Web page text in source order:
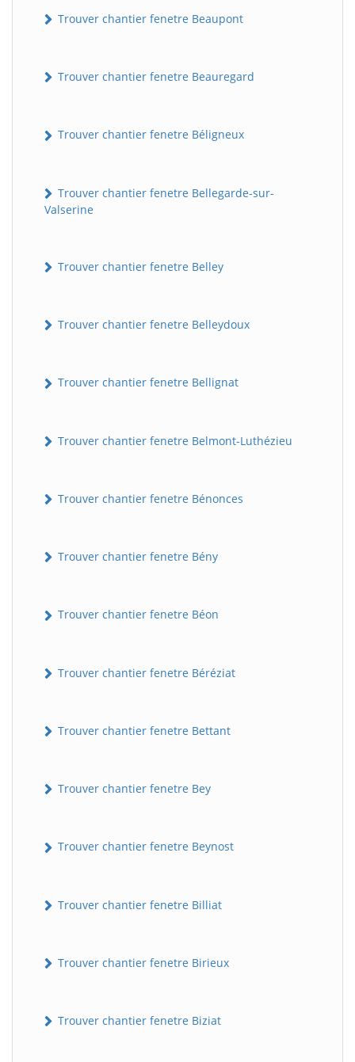
Trouver chantier fenetre Beaupont
Trouver chantier fenetre Beauregard
Trouver chantier fenetre Béligneux
Trouver chantier fenetre Bellegarde-sur-
Valserine
Trouver chantier fenetre Belley
Trouver chantier fenetre Belleydoux
Trouver chantier fenetre Bellignat
Trouver chantier fenetre Belmont-Luthézieu
Trouver chantier fenetre Bénonces
Trouver chantier fenetre Bény
Trouver chantier fenetre Béon
Trouver chantier fenetre Béréziat
Trouver chantier fenetre Bettant
Trouver chantier fenetre Bey
Trouver chantier fenetre Beynost
Trouver chantier fenetre Billiat
Trouver chantier fenetre Birieux
Trouver chantier fenetre Biziat